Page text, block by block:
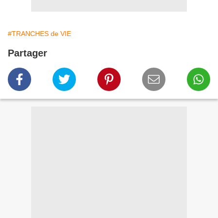
#TRANCHES de VIE
Partager